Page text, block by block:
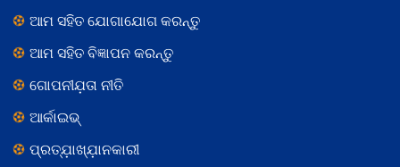
ଆମ ସହିତ ଯୋଗାଯୋଗ କରନ୍ତୁ
ଆମ ସହିତ ବିଜ୍ଞାପନ କରନ୍ତୁ
ଗୋପନୀଯ଼ତା ନୀତି
ଆର୍କାଇଭ୍
ପ୍ରତ୍ଯ଼ାଖ୍ଯ଼ାନକାରୀ